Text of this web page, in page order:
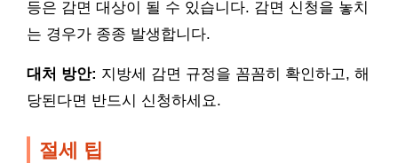
등은 감면 대상이 될 수 있습니다. 감면 신청을 놓치
는 경우가 종종 발생합니다.
대처 방안: 지방세 감면 규정을 꼼꼼히 확인하고, 해
당된다면 반드시 신청하세요.
절세 팁